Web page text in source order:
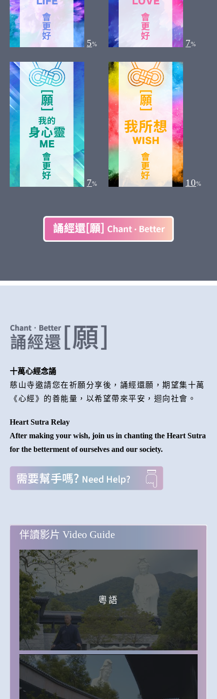
5% 7%
7% 10%
十萬心經念誦
慈山寺邀請您在祈願分享後，誦經還願，期望集十萬
《心經》的善能量，以希望帶來平安，迴向社會。
Heart Sutra Relay
After making your wish, join us in chanting the Heart Sutra
for the betterment of ourselves and our society.
伴讀影片 Video Guide
粵語